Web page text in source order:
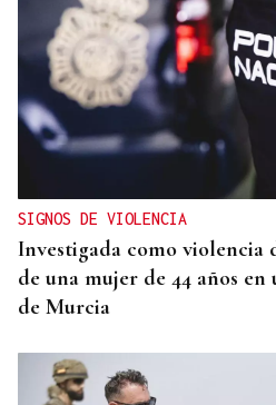
SIGNOS DE VIOLENCIA
Investigada como violencia
de una mujer de 44 años
de Murcia